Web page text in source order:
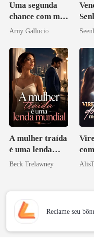
Uma segunda
chance com meu
amor bilionário
Arny Gallucio
A mulher traída
é uma lenda
mundial
Beck Trelawney
Reclame seu